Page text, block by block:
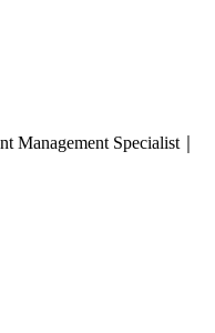
Specialist｜